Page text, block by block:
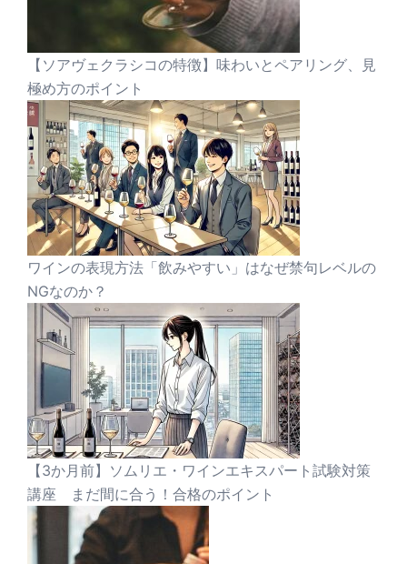
【ソアヴェクラシコの特徴】味わいとペアリング、見
極め方のポイント
ワインの表現方法「飲みやすい」はなぜ禁句レベルの
NGなのか？
【3か月前】ソムリエ・ワインエキスパート試験対策
講座 まだ間に合う！合格のポイント